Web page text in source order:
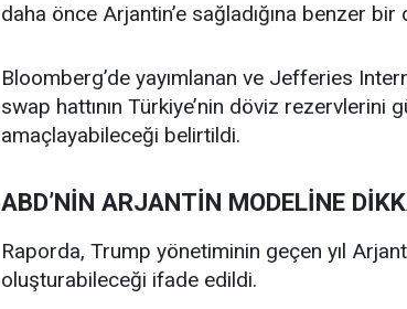
daha önce Arjantin’e sağladığına benzer
Bloomberg’de yayımlanan ve Jefferies
swap hattının Türkiye’nin döviz
amaçlayabileceği belirtildi.
ABD’NİN ARJANTİN MODELİNE
Raporda, Trump yönetiminin geçen yıl
oluşturabileceği ifade edildi.